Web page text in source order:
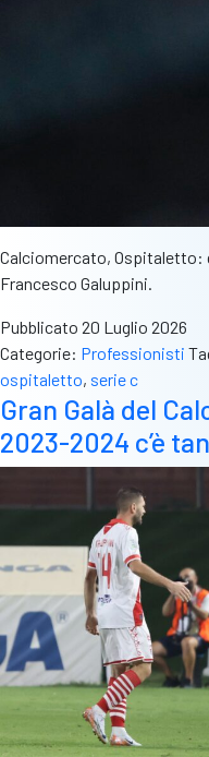
Calciomercato, Ospitaletto:
Francesco Galuppini.
Pubblicato 20 Luglio 2026
Categorie: Professionisti
ospitaletto, serie c
Gran Galà del
2023-2024 c’è